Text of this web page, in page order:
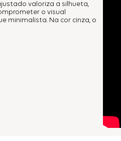
valoriza a silhueta,
o visual
minimalista. Na cor cinza, o